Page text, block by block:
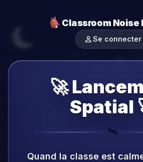
Classroom Noise
personSe connecter
🚀
Spatial
🛰️
Quand la classe est